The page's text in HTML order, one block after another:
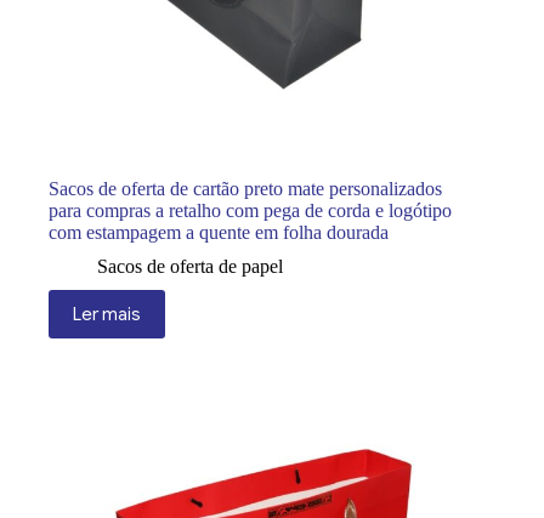
Sacos de oferta de cartão preto mate personalizados
para compras a retalho com pega de corda e logótipo
com estampagem a quente em folha dourada
Sacos de oferta de papel
Ler mais